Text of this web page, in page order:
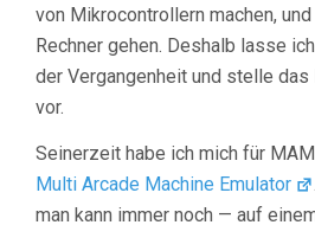
von Mikrocontrollern machen, und
Rechner gehen. Deshalb lasse
der Vergangenheit und stelle das
vor.
Seinerzeit habe ich mich für
Multi Arcade Machine Emulator
man kann immer noch — auf